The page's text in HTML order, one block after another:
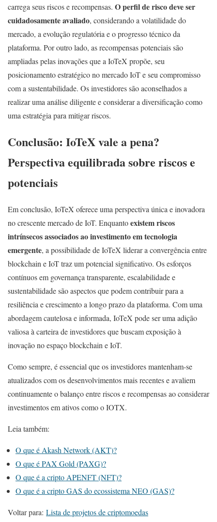
carrega seus riscos e recompensas. O perfil de risco deve ser
cuidadosamente avaliado, considerando a volatilidade do
mercado, a evolução regulatória e o progresso técnico da
plataforma. Por outro lado, as recompensas potenciais são
ampliadas pelas inovações que a IoTeX propõe, seu
posicionamento estratégico no mercado IoT e seu compromisso
com a sustentabilidade. Os investidores são aconselhados a
realizar uma análise diligente e considerar a diversificação como
uma estratégia para mitigar riscos.
Conclusão: IoTeX vale a pena?
Perspectiva equilibrada sobre riscos e
potenciais
Em conclusão, IoTeX oferece uma perspectiva única e inovadora
no crescente mercado de IoT. Enquantoexistem riscos
intrínsecos associados ao investimento em tecnologia
emergente, a possibilidade de IoTeX liderar a convergência entre
blockchain e IoT traz um potencial significativo. Os esforços
contínuos em governança transparente, escalabilidade e
sustentabilidade são aspectos que podem contribuir para a
resiliência e crescimento a longo prazo da plataforma. Com uma
abordagem cautelosa e informada, IoTeX pode ser uma adição
valiosa à carteira de investidores que buscam exposição à
inovação no espaço blockchain e IoT.
Como sempre, é essencial que os investidores mantenham-se
atualizados com os desenvolvimentos mais recentes e avaliem
continuamente o balanço entre riscos e recompensas ao considerar
investimentos em ativos como o IOTX.
Leia também:
O que é Akash Network (AKT)?
O que é PAX Gold (PAXG)?
O que é a cripto APENFT (NFT)?
O que é a cripto GAS do ecossistema NEO (GAS)?
Voltar para: Lista de projetos de criptomoedas